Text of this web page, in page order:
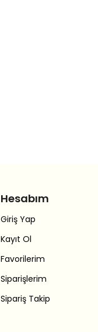
Hesabım
Giriş Yap
Kayıt Ol
Favorilerim
Siparişlerim
Sipariş Takip